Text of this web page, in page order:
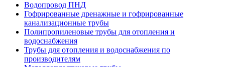
Водопровод ПНД
Гофрированные дренажные и гофрированные
канализационные трубы
Полипропиленовые трубы для отопления и
водоснабжения
Трубы для отопления и водоснабжения по
производителям